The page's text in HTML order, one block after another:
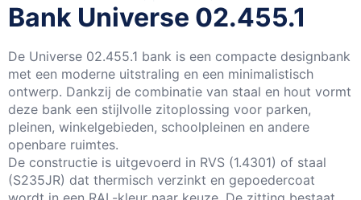
Bank Universe 02.455.1
De Universe 02.455.1 bank is een compacte designbank
met een moderne uitstraling en een minimalistisch
ontwerp. Dankzij de combinatie van staal en hout vormt
deze bank een stijlvolle zitoplossing voor parken,
pleinen, winkelgebieden, schoolpleinen en andere
openbare ruimtes.
De constructie is uitgevoerd in RVS (1.4301) of staal
(S235JR) dat thermisch verzinkt en gepoedercoat
naar
het
begin
van
de
afbeeldingen-
gallerij